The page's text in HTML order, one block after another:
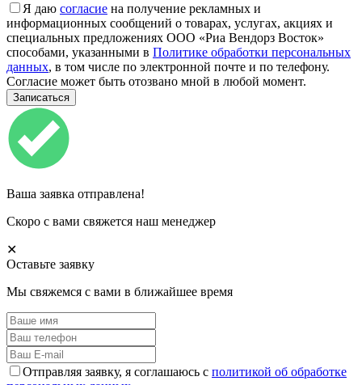
Я даю согласие на получение рекламных и
информационных сообщений о товарах, услугах, акциях и
специальных предложениях ООО «Риа Вендорз Восток»
способами, указанными в Политике обработки персональных
данных, в том числе по электронной почте и по телефону.
Согласие может быть отозвано мной в любой момент.
Ваша заявка отправлена!
Скоро с вами свяжется наш менеджер
✕
Оставьте заявку
Мы свяжемся с вами в ближайшее время
Отправляя заявку, я соглашаюсь с политикой об обработке